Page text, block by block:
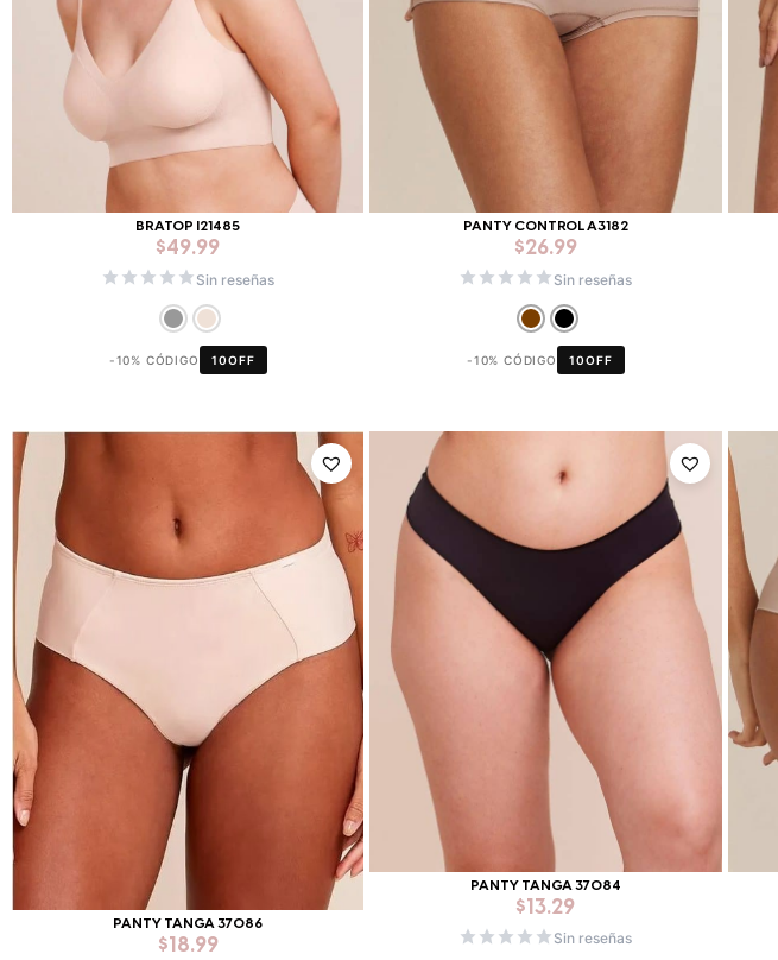
BRATOP I21485
$49.99
Sin reseñas
-10% CÓDIGO 10OFF
PANTY CONTROL A3182
$26.99
Sin reseñas
-10% CÓDIGO 10OFF
PANTY TANGA 37086
$ 18.99
PANTY TANGA 37084
$13.29
Sin reseñas